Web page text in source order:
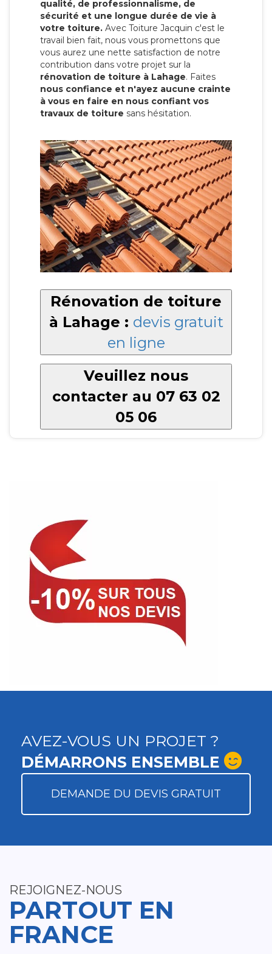
qualité, de professionnalisme, de
sécurité et une longue durée de vie à
votre toiture. Avec Toiture Jacquin c'est le
travail bien fait, nous vous promettons que
vous aurez une nette satisfaction de notre
contribution dans votre projet sur la
rénovation de toiture à Lahage. Faites
nous confiance et n'ayez aucune crainte
à vous en faire en nous confiant vos
travaux de toiture sans hésitation.
Rénovation de toiture
à Lahage : devis gratuit
en ligne
Veuillez nous
contacter au 07 63 02
05 06
AVEZ-VOUS UN PROJET ?
DÉMARRONS ENSEMBLE
DEMANDE DU DEVIS GRATUIT
REJOIGNEZ-NOUS
PARTOUT EN
FRANCE